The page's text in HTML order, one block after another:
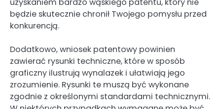
uzyskaniem bardzo wąskiego patentu, który nie
będzie skutecznie chronił Twojego pomysłu przed
konkurencją.
Dodatkowo, wniosek patentowy powinien
zawierać rysunki techniczne, które w sposób
graficzny ilustrują wynalazek i ułatwiają jego
zrozumienie. Rysunki te muszą być wykonane
zgodnie z określonymi standardami technicznymi.